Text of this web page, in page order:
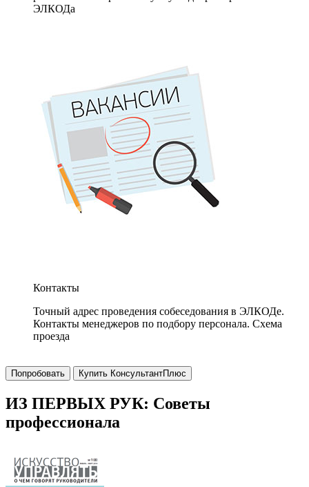
ЭЛКОДа
Контакты
Точный адрес проведения собеседования в ЭЛКОДе.
Контакты менеджеров по подбору персонала. Схема
проезда
Попробовать Купить КонсультантПлюс
ИЗ ПЕРВЫХ РУК: Советы
профессионала